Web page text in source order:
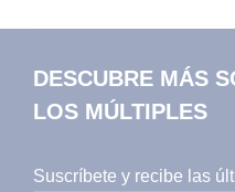
DESCUBRE MÁS
LOS MÚLTIPLES
Suscríbete y recibe las